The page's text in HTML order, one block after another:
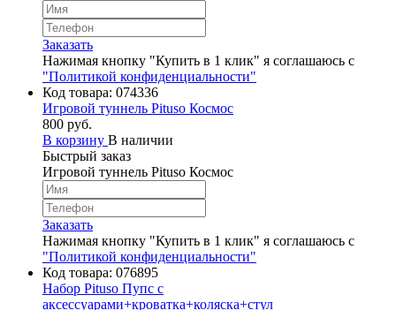
Заказать
Нажимая кнопку "Купить в 1 клик" я соглашаюсь с
"Политикой конфиденциальности"
Код товара: 074336
Игровой туннель Pituso Космос
800 руб.
В корзину В наличии
Быстрый заказ
Игровой туннель Pituso Космос
Заказать
Нажимая кнопку "Купить в 1 клик" я соглашаюсь с
"Политикой конфиденциальности"
Код товара: 076895
Набор Pituso Пупс с
аксессуарами+кроватка+коляска+стул